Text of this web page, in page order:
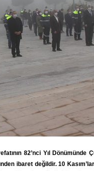
82’nci Yıl Dönümünde
ibaret değildir. 10